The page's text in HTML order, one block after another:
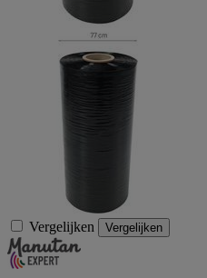
Vergelijken Vergelijken